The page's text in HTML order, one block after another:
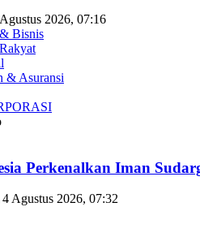
2026, 07:16
Bisnis
& Asuransi
Perkenalkan Iman
4 Agustus 2026, 07:32